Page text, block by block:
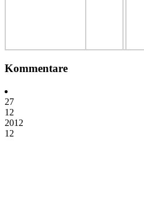
Kommentare
27
12
2012
12